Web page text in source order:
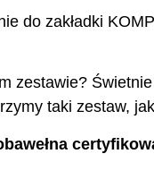
do zakładki
zestawie?
taki zestaw,